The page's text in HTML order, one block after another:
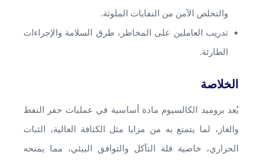
والتخلص الآمن من النفايات الملوثة.
تدريب العاملين على المخاطر، طرق السلامة والإجراءات
الطارئة.
الخلاصة
يُعد بروميد الكالسيوم مادة أساسية في عمليات حفر النفط
والغاز، لما يتمتع به من مزايا مثل الكثافة العالية، الثبات
الحراري، خاصية قلة التآكل والتوافق البيئي، مما يمنحه